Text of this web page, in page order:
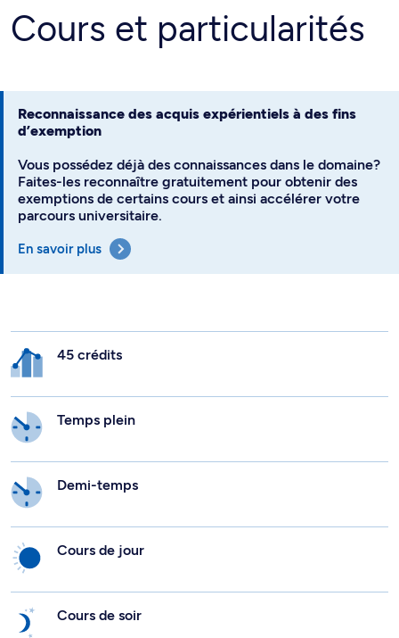
Cours et particularités
Reconnaissance des acquis expérientiels à des fins
d’exemption
Vous possédez déjà des connaissances dans le domaine?
Faites-les reconnaître gratuitement pour obtenir des
exemptions de certains cours et ainsi accélérer votre
parcours universitaire.
En savoir plus
45 crédits
Temps plein
Demi-temps
Cours de jour
Cours de soir